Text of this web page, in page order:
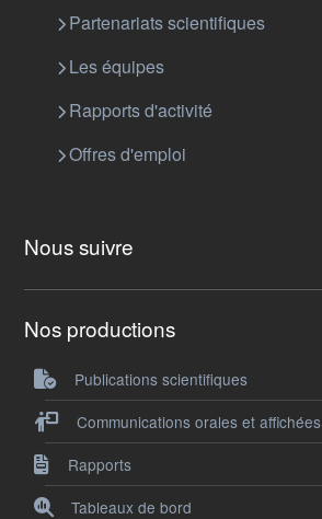
Partenariats scientifiques
Les équipes
Rapports d'activité
Offres d'emploi
Nous suivre
Nos productions
Publications scientifiques
Communications orales et affichées
Rapports
Tableaux de bord